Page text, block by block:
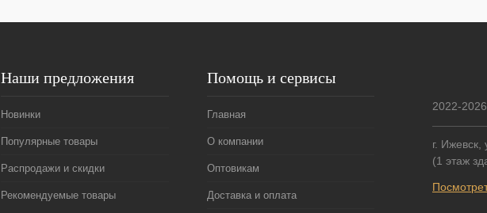
Наши предложения
Новинки
Популярные товары
Распродажи и скидки
Рекомендуемые товары
Помощь и сервисы
Главная
О компании
Оптовикам
Доставка и оплата
2022-
г. Ижевск,
(1 этаж